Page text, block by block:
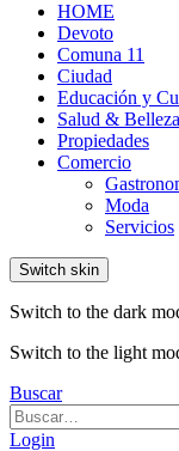
HOME
Devoto
Comuna 11
Ciudad
Educación y
Salud & Belleza
Propiedades
Comercio
Moda
Servicios
Switch skin
Switch to the dark
Switch to the light
Buscar
Search
for:
Login